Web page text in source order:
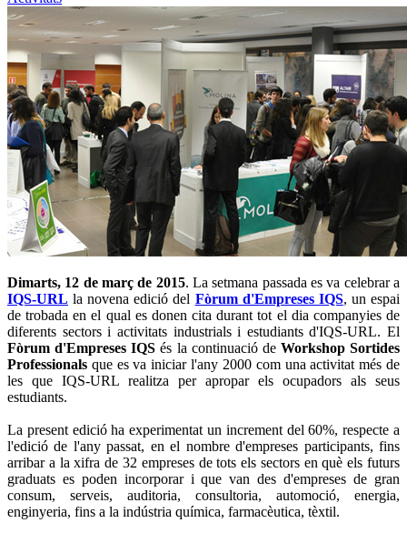
Dimarts, 12 de març de 2015. La setmana passada es va celebrar a
IQS-URL la novena edició del Fòrum d'Empreses IQS, un espai
de trobada en el qual es donen cita durant tot el dia companyies de
diferents sectors i activitats industrials i estudiants d'IQS-URL. El
Fòrum d'Empreses IQS és la continuació de Workshop Sortides
Professionals que es va iniciar l'any 2000 com una activitat més de
les que IQS-URL realitza per apropar els ocupadors als seus
estudiants.
La present edició ha experimentat un increment del 60%, respecte a
l'edició de l'any passat, en el nombre d'empreses participants, fins
arribar a la xifra de 32 empreses de tots els sectors en què els futurs
graduats es poden incorporar i que van des d'empreses de gran
consum, serveis, auditoria, consultoria, automoció, energia,
enginyeria, fins a la indústria química, farmacèutica, tèxtil.